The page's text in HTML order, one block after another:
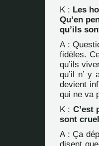
K : Les
Qu’en
qu’ils
A :
fidèles.
qu’ils
qu’il n’ y
devient
qui ne va
K : C’est
sont
A : Ça